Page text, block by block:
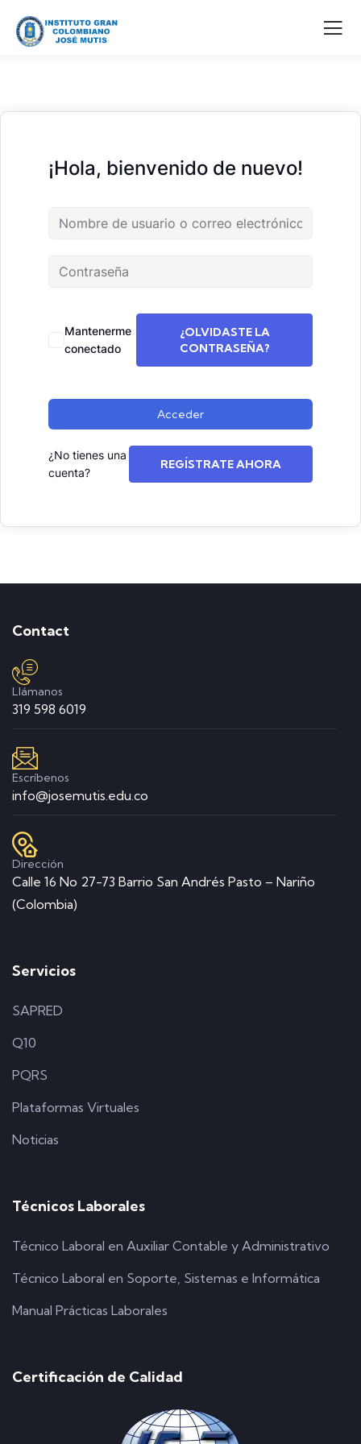
¡Hola, bienvenido de nuevo!
Mantenerme
conectado
¿OLVIDASTE LA
CONTRASEÑA?
Acceder
¿No tienes una
cuenta?
REGÍSTRATE AHORA
Contact
Llámanos
319 598 6019
Escríbenos
info@josemutis.edu.co
Dirección
Calle 16 No 27-73 Barrio San Andrés Pasto – Nariño
(Colombia)
Servicios
SAPRED
Q10
PQRS
Plataformas Virtuales
Noticias
Técnicos Laborales
Técnico Laboral en Auxiliar Contable y Administrativo
Técnico Laboral en Soporte, Sistemas e Informática
Manual Prácticas Laborales
Certificación de Calidad